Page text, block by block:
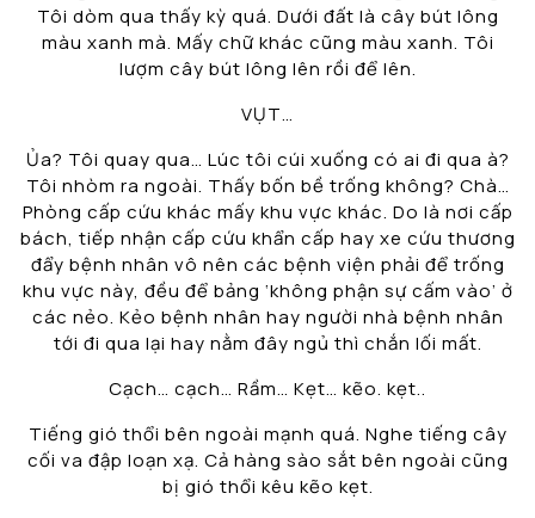
Tôi dòm qua thấy kỳ quá. Dưới đất là cây bút lông
màu xanh mà. Mấy chữ khác cũng màu xanh. Tôi
lượm cây bút lông lên rồi để lên.
VỤT…
Ủa? Tôi quay qua… Lúc tôi cúi xuống có ai đi qua à?
Tôi nhòm ra ngoài. Thấy bốn bề trống không? Chà…
Phòng cấp cứu khác mấy khu vực khác. Do là nơi cấp
bách, tiếp nhận cấp cứu khẩn cấp hay xe cứu thương
đẩy bệnh nhân vô nên các bệnh viện phải để trống
khu vực này, đều để bảng ‘không phận sự cấm vào’ ở
các nẻo. Kẻo bệnh nhân hay người nhà bệnh nhân
tới đi qua lại hay nằm đây ngủ thì chắn lối mất.
Cạch… cạch… Rầm… Kẹt… kẽo. kẹt..
Tiếng gió thổi bên ngoài mạnh quá. Nghe tiếng cây
cối va đập loạn xạ. Cả hàng sào sắt bên ngoài cũng
bị gió thổi kêu kẽo kẹt.